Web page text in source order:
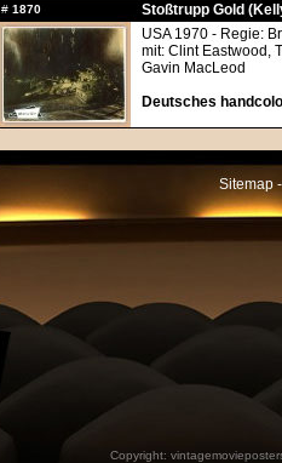
# 1870
Stoßtrupp Gold
USA 1970 - Regie:
mit: Clint Eastwood,
Gavin MacLeod
Deutsches
Sitemap
Copyright: